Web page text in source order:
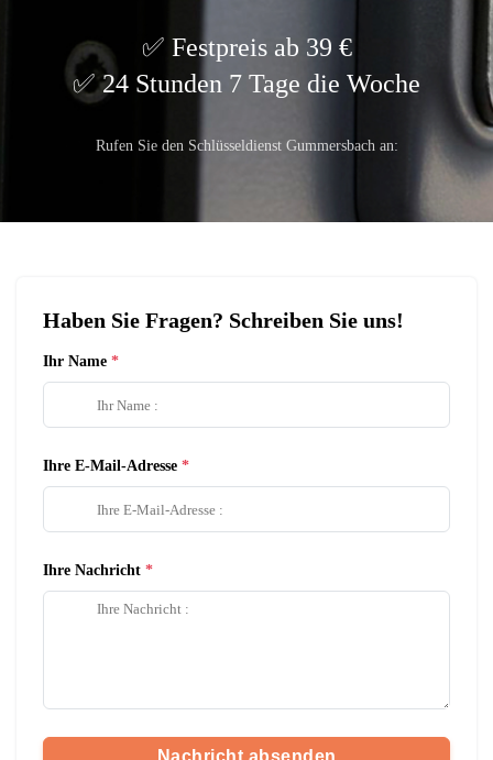
Festpreis ab 39 €
24 Stunden 7 Tage die Woche
Rufen Sie den Schlüsseldienst Gummersbach an:
Haben Sie Fragen? Schreiben Sie uns!
Ihr Name
Ihre E-Mail-Adresse
Ihre Nachricht
Nachricht absenden